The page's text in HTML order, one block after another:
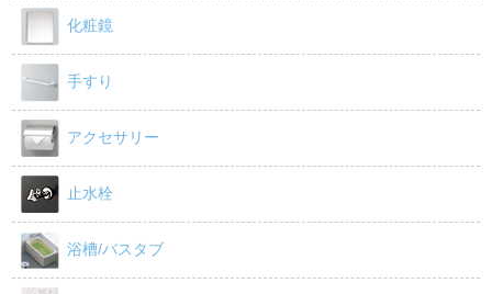
化粧鏡
手すり
アクセサリー
止水栓
浴槽/バスタブ